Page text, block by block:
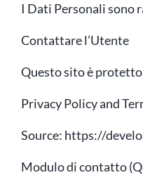
I Dati Personali sono
Contattare l’Utente
Questo sito è protetto
Privacy Policy and
Source: https://
Modulo di contatto